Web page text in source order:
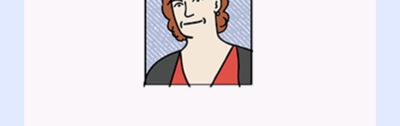
pea talle meelde tuletama, mida
kõike ta selleks tegema peab.
Pigem ajab see hirmule, ta
kardab eksida ja see oma- korda